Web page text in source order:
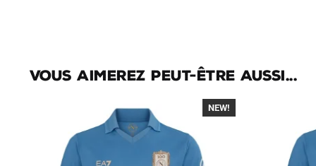
Vous aimerez peut-être aussi...
-40%
NEW!